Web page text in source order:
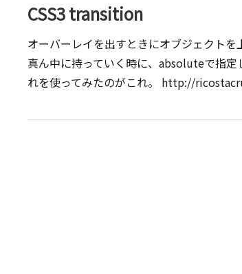
CSS3 transition
オーバーレイを出すときにオブジェクト
真ん中に持っていく時に、absoluteで指
れを使ってみたのがこれ。 http://